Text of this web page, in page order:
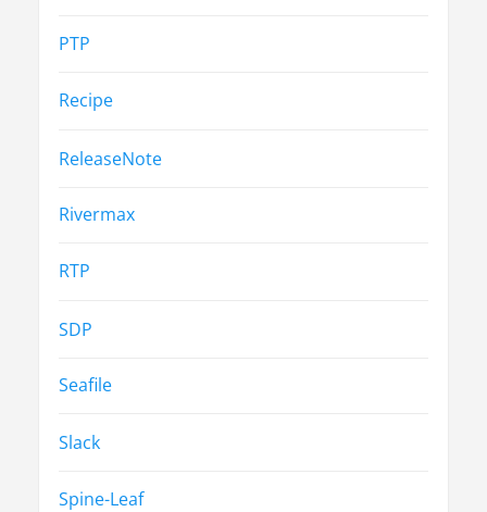
PTP
Recipe
ReleaseNote
Rivermax
RTP
SDP
Seafile
Slack
Spine-Leaf